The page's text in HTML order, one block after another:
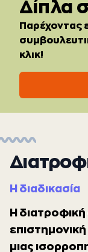
Δίπλα
Παρέχοντας
κλικ!
H διαδικασία
Η
μιας